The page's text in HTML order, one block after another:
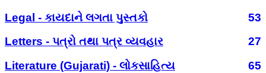
Legal - કાયદાને લગતા પુસ્તકો
53
Letters - પત્રો તથા પત્ર વ્યવહાર
27
Literature (Gujarati) - લોકસાહિત્ય
65